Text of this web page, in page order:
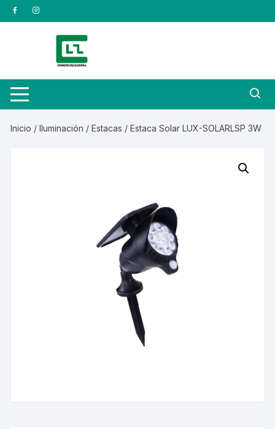
Saltar
al
Inicio /Iluminación /Estacas / Estaca Solar LUX-SOLARLSP 3W